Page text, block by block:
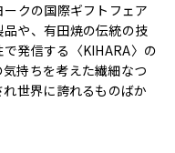
クの国際ギフトフェア
や、有田焼の伝統の技
発信する〈KIHARA〉の
持ちを考えた繊細なつ
世界に誇れるものばか